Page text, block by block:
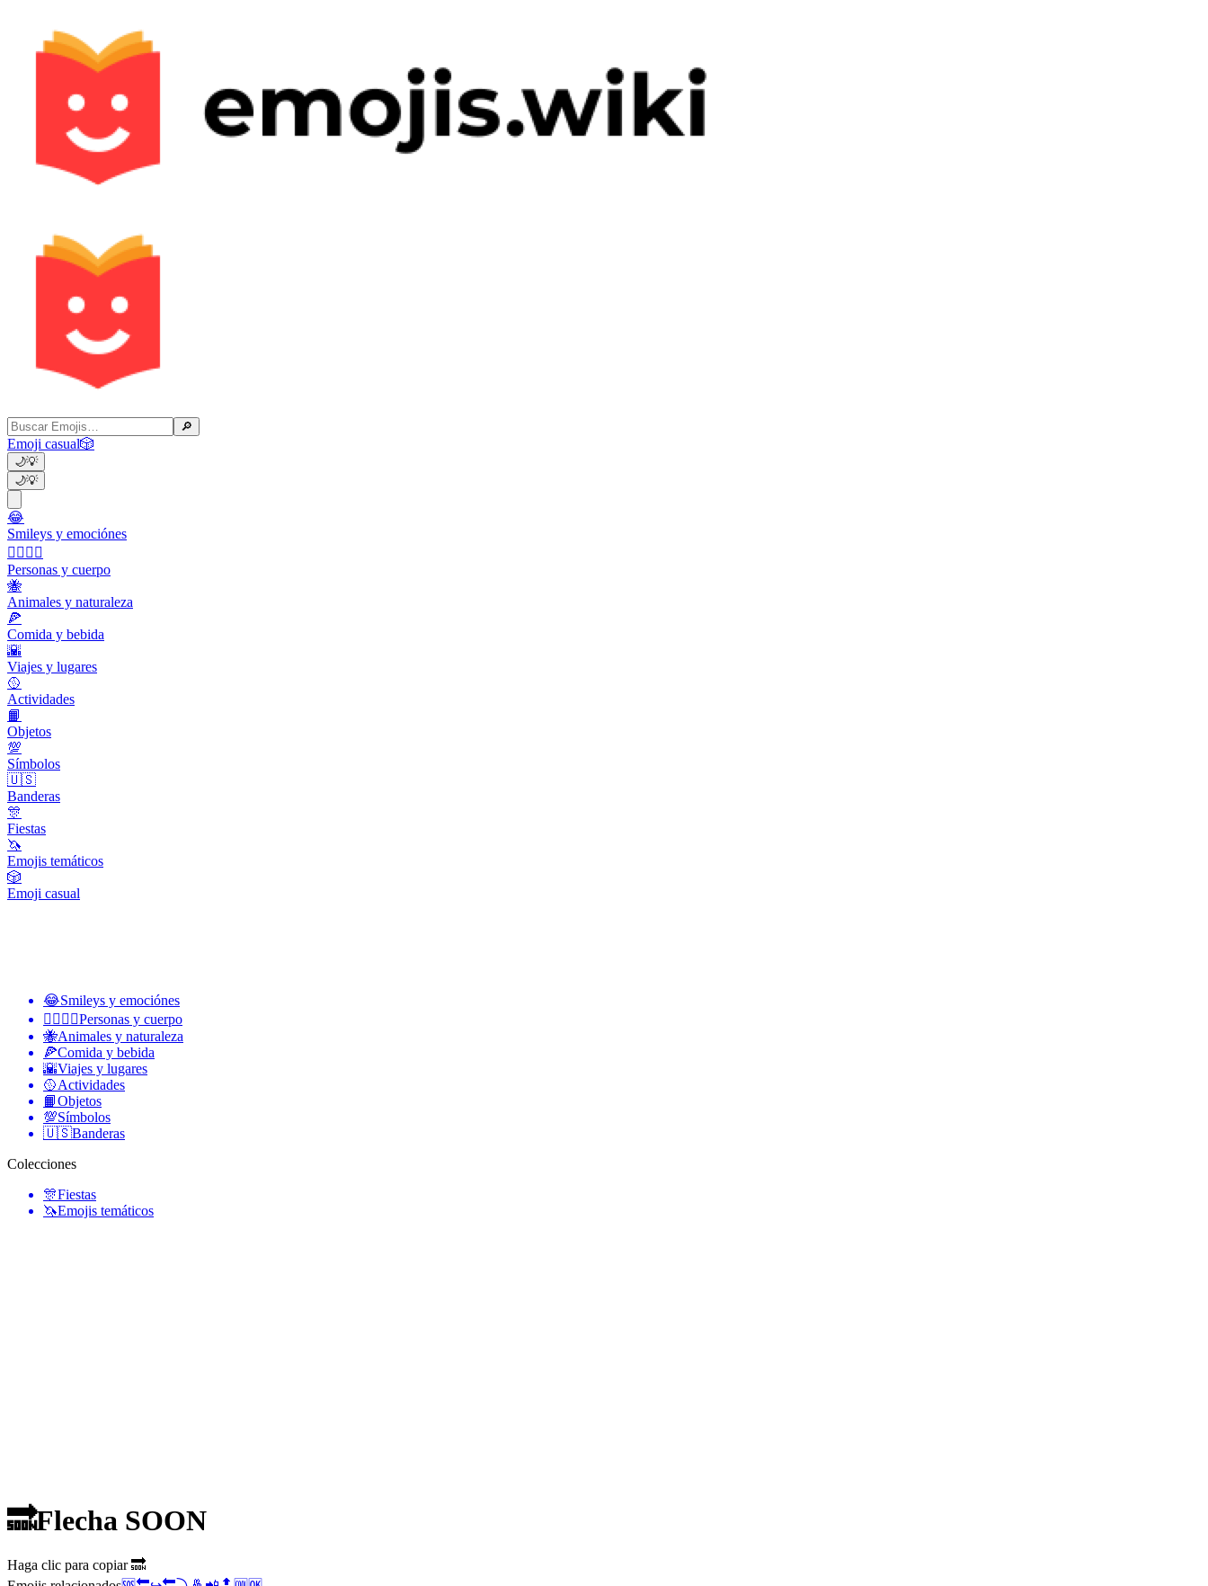
🔎
Emoji casual🎲
🌙💡
🌙💡
😂
Smileys y emociónes
👩‍❤️‍💋‍👨
Personas y cuerpo
🐝
Animales y naturaleza
🍕
Comida y bebida
🌇
Viajes y lugares
🥎
Actividades
📙
Objetos
💯
Símbolos
🇺🇸
Banderas
🎊
Fiestas
🦄
Emojis temáticos
🎲
Emoji casual
😂Smileys y emociónes
👩‍❤️‍💋‍👨Personas y cuerpo
🐝Animales y naturaleza
🍕Comida y bebida
🌇Viajes y lugares
🥎Actividades
📙Objetos
💯Símbolos
🇺🇸Banderas
Colecciones
🎊Fiestas
🦄Emojis temáticos
🔜Flecha SOON
Haga clic para copiar 🔜